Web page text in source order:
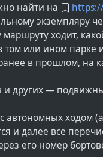
найти на
экземпляру
ходит,
том или ином парке
в прошлом, на
и других —
ходом
и далее все
его номер